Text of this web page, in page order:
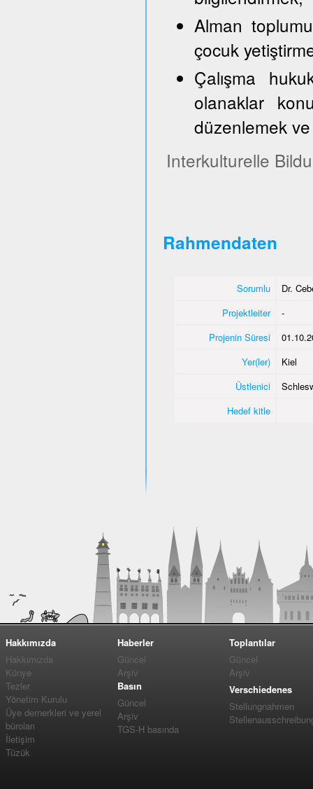
Alman
çocuk
Çalışma
olanaklar
düzenlemek
Interkulturelle
Rahmendaten
Sorumlu
Dr.
Projektleiter
-
Projenin Süresi
Yer(ler)
Kiel
Üstlenici
Hedef kitle
Hakkımızda
Hakkımızda
Künye
Tezler
Yönetim Kurulu
Üye dernerkleri ve yerel
büroları
İletişim
Tüzük
Haberler
Güncel
Arşiv
Basın
Güncel
Arşiv
TGS-H basında
Toplantılar
Güncel
Arşiv
Verschiedenes
Stellungnahmen